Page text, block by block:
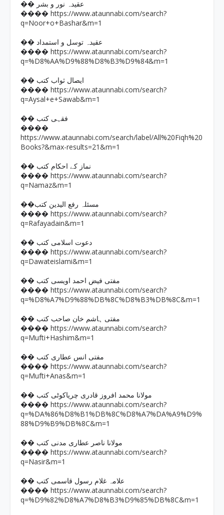
�� عقیدہ نور و بشر
���� https://www.ataunnabi.com/search?
q=Noor+o+Bashar&m=1
�� عقیدہ توسل و استمداد
���� https://www.ataunnabi.com/search?
q=%D8%AA%D9%88%D8%B3%D9%84&m=1
�� ایصال ثواب کتب
���� https://www.ataunnabi.com/search?
q=Aysal+e+Sawab&m=1
�� فقہی کتب
����
https://www.ataunnabi.com/search/label/All%20Fiqh%20
Books?&max-results=21&m=1
�� نماز کے احکام کتب
���� https://www.ataunnabi.com/search?
q=Namaz&m=1
��مسئلہ رفع الیدین کتب
���� https://www.ataunnabi.com/search?
q=Rafayadain&m=1
�� دعوت اسلامی کتب
���� https://www.ataunnabi.com/search?
q=Dawateislami&m=1
�� مفتی فیض احمد اویسی کتب
���� https://www.ataunnabi.com/search?
q=%D8%A7%D9%88%DB%8C%D8%B3%DB%8C&m=1
�� مفتی ہاشم خان صاحب کتب
���� https://www.ataunnabi.com/search?
q=Mufti+Hashim&m=1
�� مفتی انس عطاری کتب
���� https://www.ataunnabi.com/search?
q=Mufti+Anas&m=1
�� مولانا محمد افروز قادری چریاکوٹی کتب
���� https://www.ataunnabi.com/search?
q=%DA%86%D8%B1%DB%8C%D8%A7%DA%A9%D9%
88%D9%B9%DB%8C&m=1
�� مولانا ناصر عطاری مدنی کتب
���� https://www.ataunnabi.com/search?
q=Nasir&m=1
�� علامہ غلام رسول قاسمی کتب
���� https://www.ataunnabi.com/search?
q=%D9%82%D8%A7%D8%B3%D9%85%DB%8C&m=1